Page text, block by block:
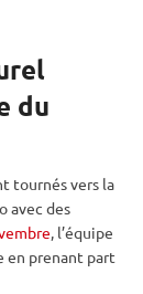
du
tournés vers la
avec des
, l’équipe
en prenant part